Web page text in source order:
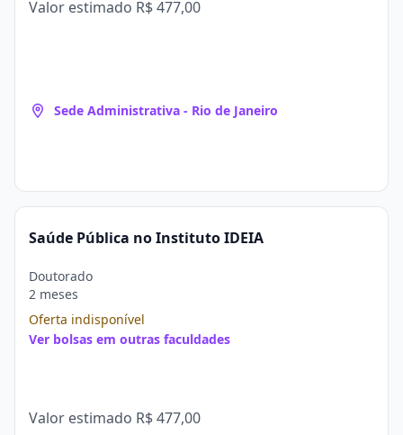
Valor estimado R$ 477,00
Sede Administrativa - Rio de Janeiro
Saúde Pública no Instituto IDEIA
Doutorado
2 meses
Oferta indisponível
Ver bolsas em outras faculdades
Valor estimado R$ 477,00